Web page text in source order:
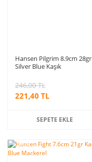
Hansen Pilgrim 8.9cm 28gr
Silver Blue Kaşık
221,40 TL
246,00 TL
SEPETE EKLE
%10